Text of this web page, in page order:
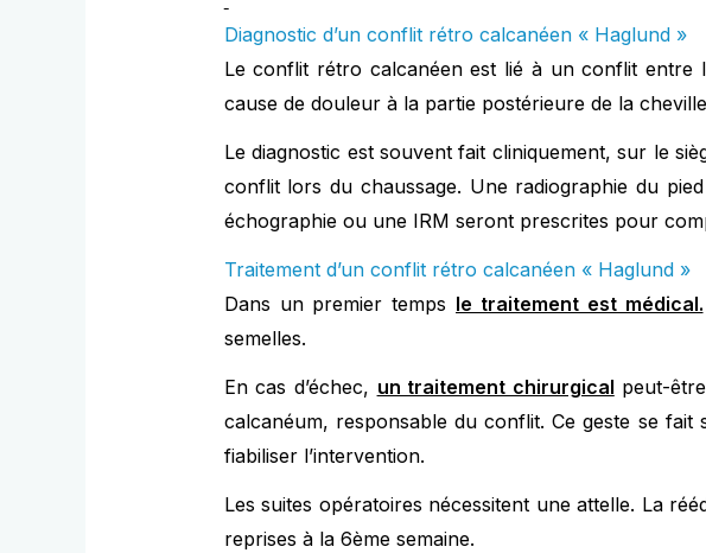
Diagnostic d’un conflit rétro calcanéen « Haglund »
Le conflit rétro calcanéen est lié à un conflit entre
cause de douleur à la partie postérieure de la
Le diagnostic est souvent fait cliniquement, sur le
conflit lors du chaussage. Une radiographie du
échographie ou une IRM seront prescrites pour
Traitement d’un conflit rétro calcanéen « Haglund »
Dans un premier temps le traitement est médical.
semelles.
En cas d’échec, un traitement chirurgical peut-
calcanéum, responsable du conflit. Ce geste se
fiabiliser l’intervention.
Les suites opératoires nécessitent une attelle. La
reprises à la 6ème semaine.